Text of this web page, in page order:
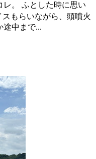
。 ふとした時に思い
スもらいながら、頭噴火
途中まで...